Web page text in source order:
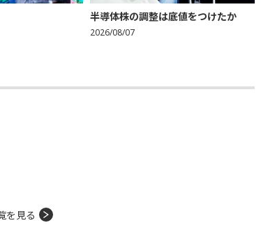
半導体株の調整は底値をつけたか
2026/08/07
を見る